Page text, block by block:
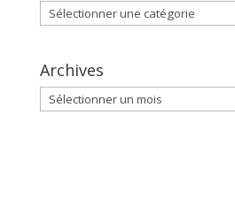
Catégories
Archives
Archives